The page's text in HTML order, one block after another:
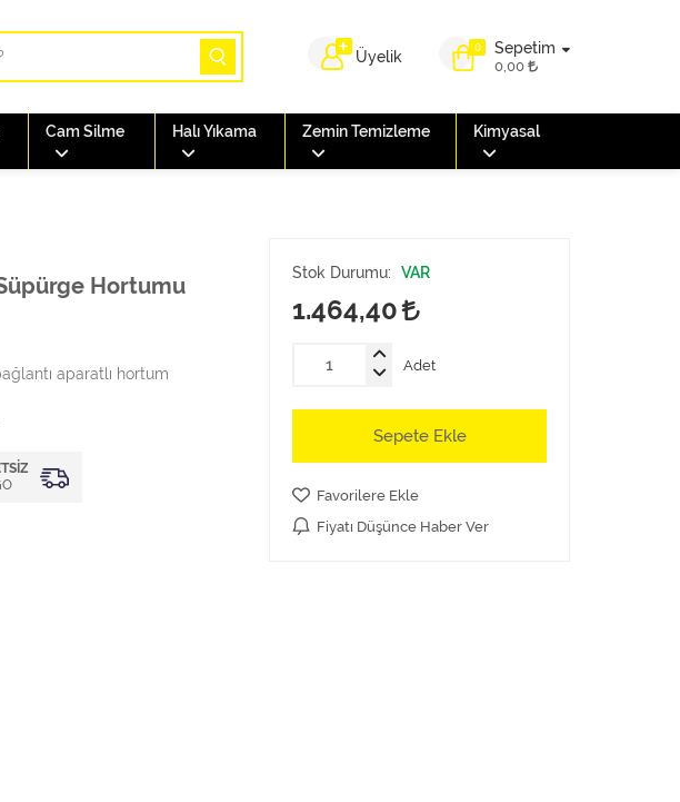
0 Sepetim
0,00
Üyelik
Cam Silme Halı Yıkama Zemin Temizleme Kimyasal
Hortumu
aparatlı hortum
Stok Durumu: VAR
1.464,40
Adet
Sepete Ekle
Favorilere Ekle
Fiyatı Düşünce Haber Ver